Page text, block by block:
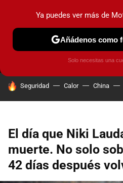
MENÚ
COCHES
HOY SE HABLA DE
Seguridad Calor China
El día que Niki
muerte. No solo
42 días después
Ya puedes ver más de
Añádenos como
Solo necesitas una